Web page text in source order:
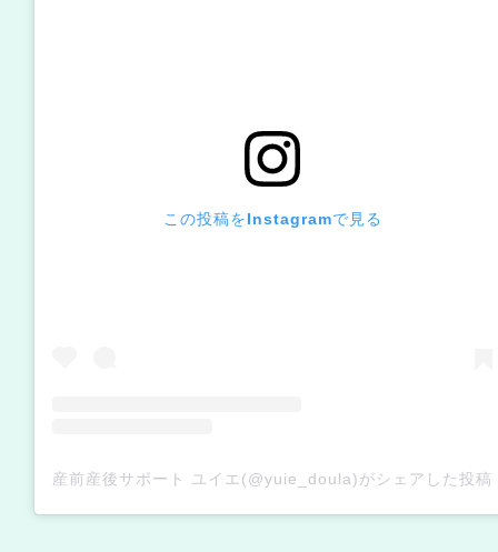
この投稿をInstagramで見る
産前産後サポート ユイエ(@yuie_doula)がシェアした投稿